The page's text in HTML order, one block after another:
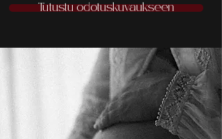
Tutustu odotuskuvaukseen